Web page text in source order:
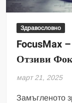
Здравословно
FocusMax
Отзиви
март 21, 2025
Замъгленото